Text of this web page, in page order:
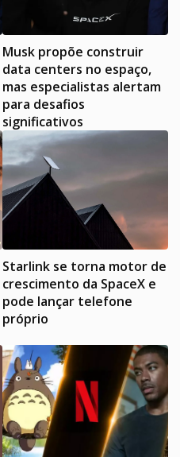
Musk propõe construir
data centers no espaço,
mas especialistas alertam
para desafios
significativos
Starlink se torna motor de
crescimento da SpaceX e
pode lançar telefone
próprio